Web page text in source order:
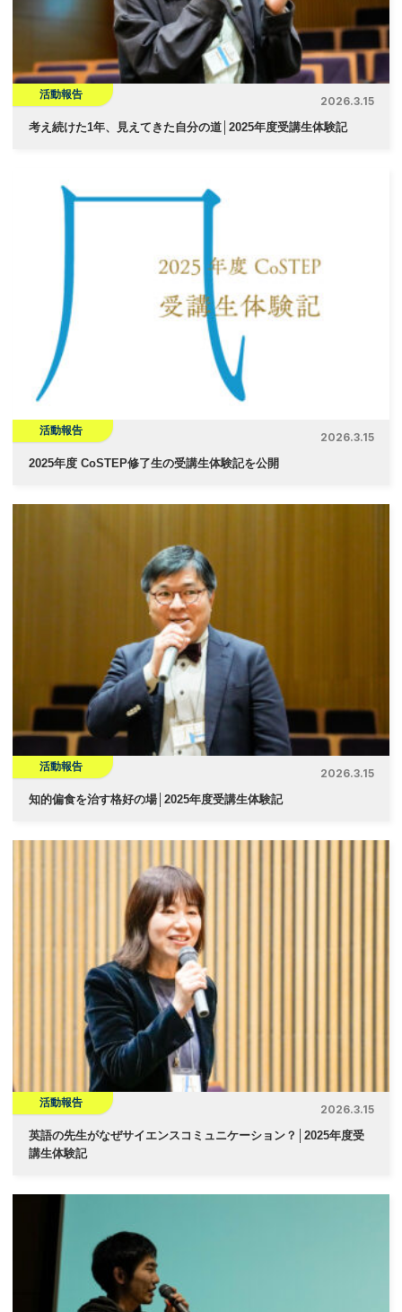
活動報告
2026.3.15
考え続けた1年、見えてきた自分の道│2025年度受講生体験記
活動報告
2026.3.15
2025年度 CoSTEP修了生の受講生体験記を公開
活動報告
2026.3.15
知的偏食を治す格好の場│2025年度受講生体験記
活動報告
2026.3.15
英語の先生がなぜサイエンスコミュニケーション？│2025年度受
講生体験記